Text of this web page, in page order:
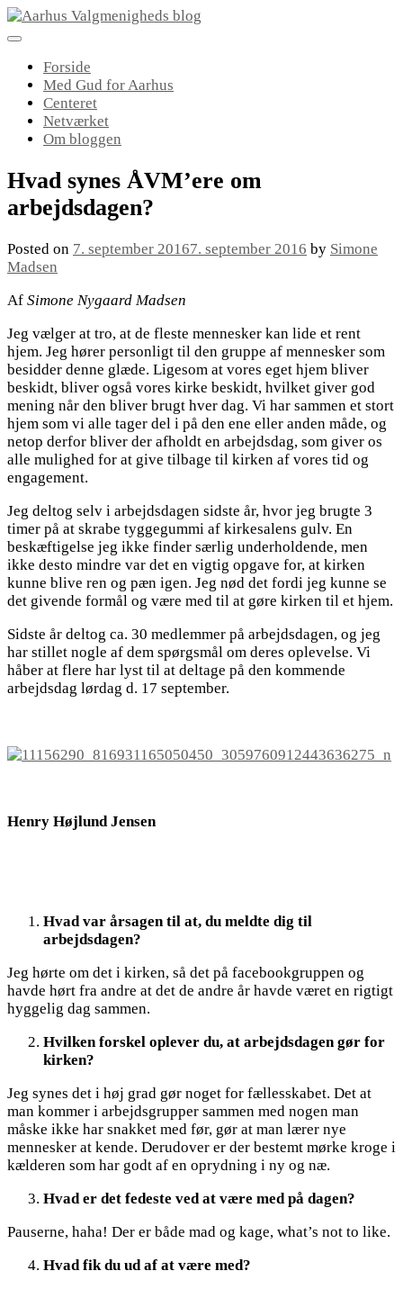
Skip
to
Forside
Med Gud for Aarhus
Centeret
Netværket
Om bloggen
Hvad synes ÅVM’ere om
arbejdsdagen?
Posted on 7. september 20167. september 2016 by Simone
Madsen
Af Simone Nygaard Madsen
Jeg vælger at tro, at de fleste mennesker kan lide et rent
hjem. Jeg hører personligt til den gruppe af mennesker som
besidder denne glæde. Ligesom at vores eget hjem bliver
beskidt, bliver også vores kirke beskidt, hvilket giver god
mening når den bliver brugt hver dag. Vi har sammen et stort
hjem som vi alle tager del i på den ene eller anden måde, og
netop derfor bliver der afholdt en arbejdsdag, som giver os
alle mulighed for at give tilbage til kirken af vores tid og
engagement.
Jeg deltog selv i arbejdsdagen sidste år, hvor jeg brugte 3
timer på at skrabe tyggegummi af kirkesalens gulv. En
beskæftigelse jeg ikke finder særlig underholdende, men
ikke desto mindre var det en vigtig opgave for, at kirken
kunne blive ren og pæn igen. Jeg nød det fordi jeg kunne se
det givende formål og være med til at gøre kirken til et hjem.
Sidste år deltog ca. 30 medlemmer på arbejdsdagen, og jeg
har stillet nogle af dem spørgsmål om deres oplevelse. Vi
håber at flere har lyst til at deltage på den kommende
arbejdsdag lørdag d. 17 september.
Henry Højlund Jensen
Hvad var årsagen til at, du meldte dig til
arbejdsdagen?
Jeg hørte om det i kirken, så det på facebookgruppen og
havde hørt fra andre at det de andre år havde været en rigtigt
hyggelig dag sammen.
Hvilken forskel oplever du, at arbejdsdagen gør for
kirken?
Jeg synes det i høj grad gør noget for fællesskabet. Det at
man kommer i arbejdsgrupper sammen med nogen man
måske ikke har snakket med før, gør at man lærer nye
mennesker at kende. Derudover er der bestemt mørke kroge i
kælderen som har godt af en oprydning i ny og næ.
Hvad er det fedeste ved at være med på dagen?
Pauserne, haha! Der er både mad og kage, what’s not to like.
Hvad fik du ud af at være med?